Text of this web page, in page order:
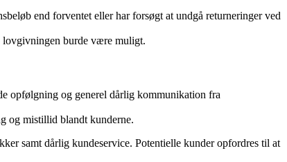
end forventet eller har forsøgt at undgå returneringer ved
lovgivningen burde være muligt.
opfølgning og generel dårlig kommunikation fra
og mistillid blandt kunderne.
samt dårlig kundeservice. Potentielle kunder opfordres til at